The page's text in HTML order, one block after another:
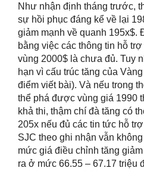
Như nhận định tháng trước,
sự hồi phục đáng kể về lại
giảm mạnh về quanh 195x$.
bằng việc các thông tin hỗ
vùng 2000$ là chưa đủ. Tuy
hạn vì cấu trúc tăng của
điểm viết bài). Và nếu trong
thể phá được vùng giá 1990
khả thi, thậm chí đà tăng có
205x nếu đủ các tin tức hỗ
SJC theo ghi nhận vẫn
mức giá điều chỉnh tăng
ra ở mức 66.55 – 67.17 triệu